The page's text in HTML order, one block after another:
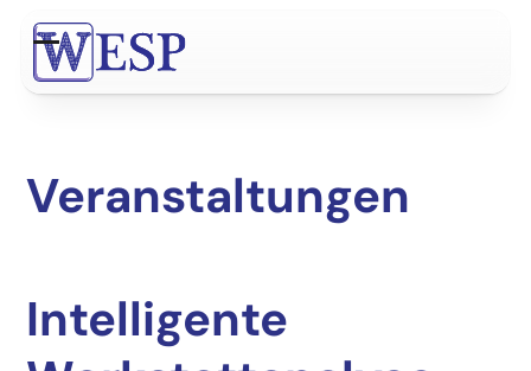
contentOpen
Close
Veranstaltungen
Intelligente